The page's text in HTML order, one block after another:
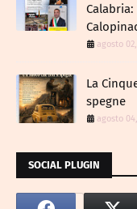
agosto
La
spegne
agosto
SOCIAL PLUGIN